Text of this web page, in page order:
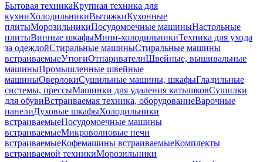
Бытовая техникаКрупная техника для
кухниХолодильникиВытяжкиКухонные
плитыМорозильникиПосудомоечные машиныНастольные
плитыВинные шкафыМини-холодильникиТехника для ухода
за одеждойСтиральные машиныСтиральные машины
встраиваемыеУтюгиОтпаривателиШвейные, вышивальные
машиныПромышленные швейные
машиныОверлокиСушильные машины, шкафыГладильные
системы, прессыМашинки для удаления катышковСушилки
для обувиВстраиваемая техника, оборудованиеВарочные
панелиДуховые шкафыХолодильники
встраиваемыеПосудомоечные машины
встраиваемыеМикроволновые печи
встраиваемыеКофемашины встраиваемыеКомплекты
встраиваемой техникиМорозильники